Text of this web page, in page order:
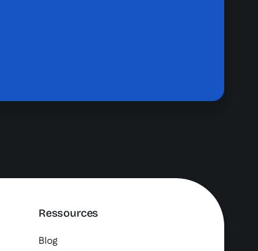
Ressources
Blog